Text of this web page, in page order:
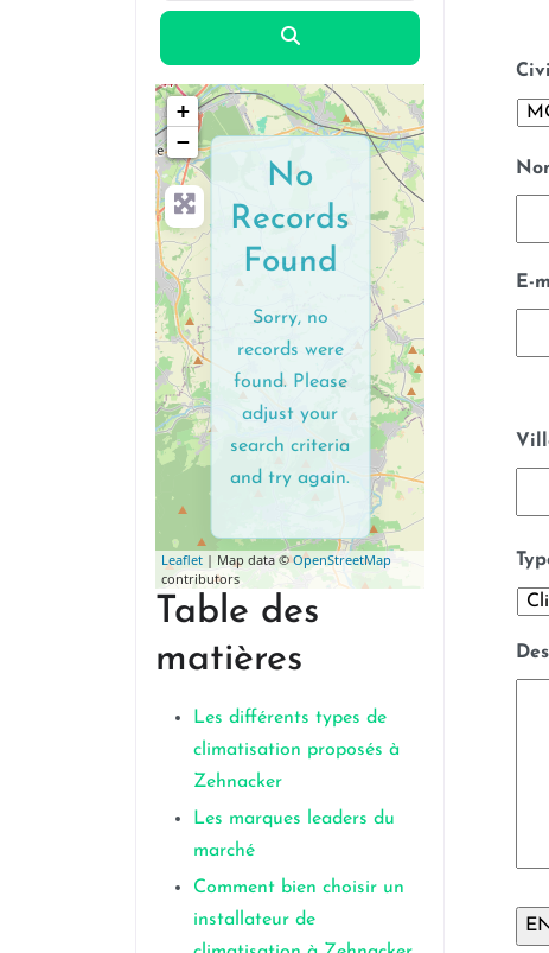
+
−
Leaflet | Map data ©OpenStreetMap
contributors
No
Records
Found
Sorry, no
records were
found. Please
adjust your
search criteria
and try again.
Table des
matières
Les différents types de
climatisation proposés à
Zehnacker
Les marques leaders du
marché
Comment bien choisir un
installateur de
E-